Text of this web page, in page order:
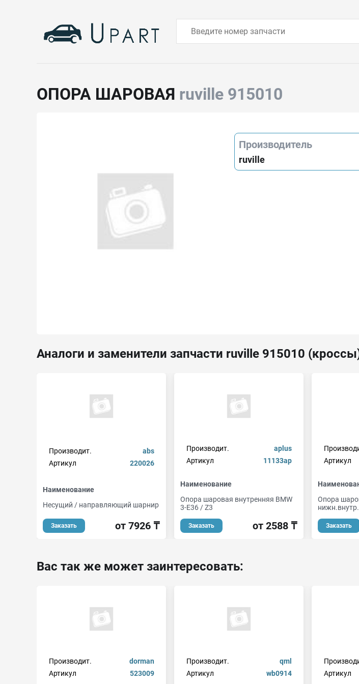
ОПОРА ШАРОВАЯ ruville 915010
Производитель
ruville
Аналоги и заменители запчасти ruville 915010
Производит.
abs
Артикул
220026
Наименование
Несущий / направляющий шарнир
Заказать от 7926 ₸
Производит.
aplus
Артикул
11133ap
Наименование
Опора шаровая внутренняя BMW
3-E36 / Z3
Заказать от 2588 ₸
Артикул
Опора
Заказать
Вас так же может заинтересовать:
Производит.
dorman
Артикул
523009
Производит.
qml
Артикул
wb0914
Артикул